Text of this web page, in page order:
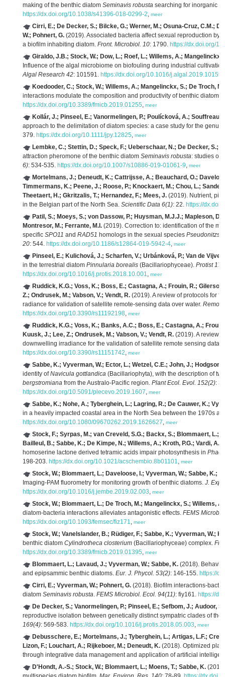
making of the benthic diatom Seminavis robusta searching for inorganic
https://dx.doi.org/10.1038/s41396-018-0299-2, meer
Cirri, E.; De Decker, S.; Bilcke, G.; Werner, M.; Osuna-Cruz, C.M.;
W.; Pohnert, G. (2019). Associated bacteria affect sexual reproduction
a biofilm inhabiting diatom. Front. Microbiol. 10: 1790. https://dx.doi.org/
Giraldo, J.B.; Stock, W.; Dow, L.; Roef, L.; Willems, A.; Mangelinckx,
Influence of the algal microbiome on biofouling during industrial
Algal Research 42: 101591. https://dx.doi.org/10.1016/j.algal.2019.101591
Koedooder, C.; Stock, W.; Willems, A.; Mangelinckx, S.; De Troch,
interactions modulate the composition and productivity of benthic diatom
https://dx.doi.org/10.3389/fmicb.2019.01255, meer
Kollár, J.; Pinseel, E.; Vanormelingen, P.; Poulícková, A.; Souffreau,
approach to the delimitation of diatom species: a case study for the genus
379. https://dx.doi.org/10.1111/jpy.12825, meer
Lembke, C.; Stettin, D.; Speck, F.; Ueberschaar, N.; De Decker, S.;
attraction pheromone of the benthic diatom Seminavis robusta: studies
6): 534-535. https://dx.doi.org/10.1007/s10886-019-01061-9, meer
Mortelmans, J.; Deneudt, K.; Cattrijsse, A.; Beauchard, O.;
Timmermans, K.; Peene, J.; Roose, P.; Knockaert, M.; Chou, L.;
Theetaert, H.; Gkritzalis, T.; Hernandez, F.; Mees, J. (2019). Nutrient,
in the Belgian part of the North Sea. Scientific Data 6(1): 22. https://
Patil, S.; Moeys, S.; von Dassow, P.; Huysman, M.J.J.; Mapleson,
Montresor, M.; Ferrante, M.I. (2019). Correction to: identification of the
specific SPO11 and RAD51 homologs in the sexual species
20: 544. https://dx.doi.org/10.1186/s12864-019-5942-4, meer
Pinseel, E.; Kulichová, J.; Scharfen, V.; Urbánková, P.; Van de
in the terrestrial diatom Pinnularia borealis (Bacillariophyceae). Protist
https://dx.doi.org/10.1016/j.protis.2018.10.001, meer
Ruddick, K.G.; Voss, K.; Boss, E.; Castagna, A.; Frouin, R.;
Z.; Ondrusek, M.; Vabson, V.; Vendt, R. (2019). A review of protocols for
radiance for validation of satellite remote-sensing data over water.
https://dx.doi.org/10.3390/rs11192198, meer
Ruddick, K.G.; Voss, K.; Banks, A.C.; Boss, E.; Castagna, A.;
Kuusk, J.; Lee, Z.; Ondrusek, M.; Vabson, V.; Vendt, R. (2019). A review
downwelling irradiance for the validation of satellite remote sensing data
https://dx.doi.org/10.3390/rs11151742, meer
Sabbe, K.; Vyverman, W.; Ector, L.; Wetzel, C.E.; John, J.; Hodgson,
identity ofNavicula gottlandica (Bacillariophyta), with the description of
bergstromiana from the Australo-Pacific region. Plant Ecol. Evol. 152(2):
https://dx.doi.org/10.5091/plecevo.2019.1607, meer
Sabbe, K.; Nohe, A.; Tyberghein, L.; Lagring, R.; De Cauwer, K.;
in a heavily impacted coastal area in the North Sea between the 1970s
https://dx.doi.org/10.1080/09670262.2019.1626627, meer
Stock, F.; Syrpas, M.; van Creveld, S.G.; Backx, S.; Blommaert, L.;
Bailleul, B.; Sabbe, K.; De Kimpe, N.; Willems, A.; Kroth, P.G.; Vardi,
homoserine lactone derived tetramic acids impair photosynthesis in
198-203. https://dx.doi.org/10.1021/acschembio.8b01101, meer
Stock, W.; Blommaert, L.; Daveloose, I.; Vyverman, W.; Sabbe, K.;
Imaging-PAM fluorometry for monitoring growth of benthic diatoms. J. Exp.
https://dx.doi.org/10.1016/j.jembe.2019.02.003, meer
Stock, W.; Blommaert, L.; De Troch, M.; Mangelinckx, S.; Willems,
diatom-bacteria interactions alleviates antagonistic effects. FEMS
https://dx.doi.org/10.1093/femsec/fiz171, meer
Stock, W.; Vanelslander, B.; Rüdiger, F.; Sabbe, K.; Vyverman, W.;
benthic diatom Cylindrotheca closterium (Bacillariophyceae) complex.
https://dx.doi.org/10.3389/fmicb.2019.01395, meer
Blommaert, L.; Lavaud, J.; Vyverman, W.; Sabbe, K. (2018).
and epipsammic benthic diatoms. Eur. J. Phycol. 53(2): 146-155. https://
Cirri, E.; Vyverman, W.; Pohnert, G. (2018). Biofilm interactions-
diatom Seminavis robusta. FEMS Microbiol. Ecol. 94(11): fiy161. https://
De Decker, S.; Vanormelingen, P.; Pinseel, E.; Sefbom, J.; Audoor,
reproductive isolation between genetically distinct sympatric clades of
169(4): 569-583. https://dx.doi.org/10.1016/j.protis.2018.05.003, meer
Debusschere, E.; Mortelmans, J.; Tyberghein, L.; Artigas, L.F.;
Lizon, F.; Louchart, A.; Rijkeboer, M.; Deneudt, K. (2018). Optimized
through integrative data management and application of artificial
D'Hondt, A.-S.; Stock, W.; Blommaert, L.; Moens, T.; Sabbe, K.